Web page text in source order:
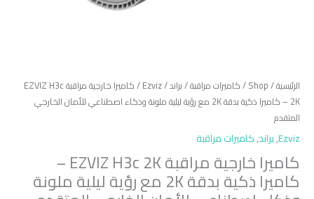
الرئيسية/
Shop
/كاميرات مراقبة/براند/
Ezviz
/ كاميرا خارجية مراقبة EZVIZ H3c
2K – كاميرا ذكية بدقة 2K مع رؤية ليلية ملونة وذكاء اصطناعي للأمان الخارجي
المتقدم
Ezviz
,براند,كاميرات مراقبة
كاميرا خارجية مراقبة EZVIZ H3c 2K –
كاميرا ذكية بدقة 2K مع رؤية ليلية ملونة